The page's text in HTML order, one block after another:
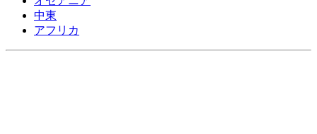
中東
アフリカ